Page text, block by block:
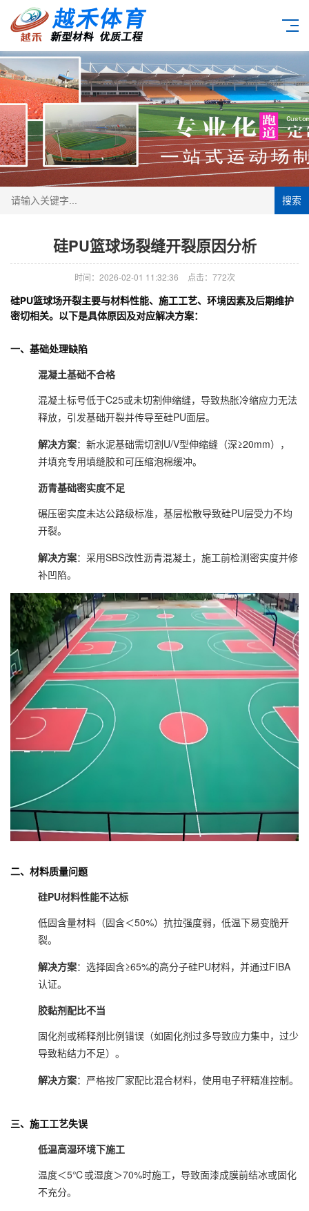
搜索
硅PU篮球场裂缝开裂原因分析
时间：2026-02-01 11:32:36
点击：772次
硅PU篮球场开裂主要与材料性能、施工工艺、环境因素及后期维护
密切相关。以下是具体原因及对应解决方案：
一、基础处理缺陷
混凝土基础不合格
混凝土标号低于C25或未切割伸缩缝，导致热胀冷缩应力无法
释放，引发基础开裂并传导至硅PU面层。
解决方案：新水泥基础需切割U/V型伸缩缝（深≥20mm），
并填充专用填缝胶和可压缩泡棉缓冲。
沥青基础密实度不足
碾压密实度未达公路级标准，基层松散导致硅PU层受力不均
开裂。
解决方案：采用SBS改性沥青混凝土，施工前检测密实度并修
补凹陷。
二、材料质量问题
硅PU材料性能不达标
低固含量材料（固含＜50%）抗拉强度弱，低温下易变脆开
裂。
解决方案：选择固含≥65%的高分子硅PU材料，并通过FIBA
认证。
胶黏剂配比不当
固化剂或稀释剂比例错误（如固化剂过多导致应力集中，过少
导致粘结力不足）。
解决方案：严格按厂家配比混合材料，使用电子秤精准控制。
三、施工工艺失误
低温高湿环境下施工
温度＜5℃或湿度＞70%时施工，导致面漆成膜前结冰或固化
不充分。